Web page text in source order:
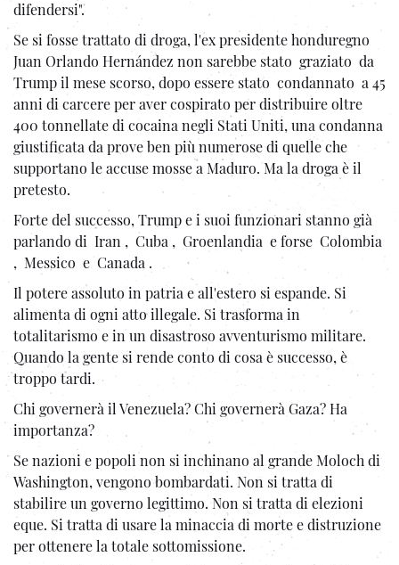
difendersi".
Se si fosse trattato di droga, l'ex presidente honduregno
Juan Orlando Hernández non sarebbe stato graziato da
Trump il mese scorso, dopo essere stato condannato a 45
anni di carcere per aver cospirato per distribuire oltre
400 tonnellate di cocaina negli Stati Uniti, una condanna
giustificata da prove ben più numerose di quelle che
supportano le accuse mosse a Maduro. Ma la droga è il
pretesto.
Forte del successo, Trump e i suoi funzionari stanno già
parlando di Iran , Cuba , Groenlandia e forse Colombia
, Messico e Canada .
Il potere assoluto in patria e all'estero si espande. Si
alimenta di ogni atto illegale. Si trasforma in
totalitarismo e in un disastroso avventurismo militare.
Quando la gente si rende conto di cosa è successo, è
troppo tardi.
Chi governerà il Venezuela? Chi governerà Gaza? Ha
importanza?
Se nazioni e popoli non si inchinano al grande Moloch di
Washington, vengono bombardati. Non si tratta di
stabilire un governo legittimo. Non si tratta di elezioni
eque. Si tratta di usare la minaccia di morte e distruzione
per ottenere la totale sottomissione.